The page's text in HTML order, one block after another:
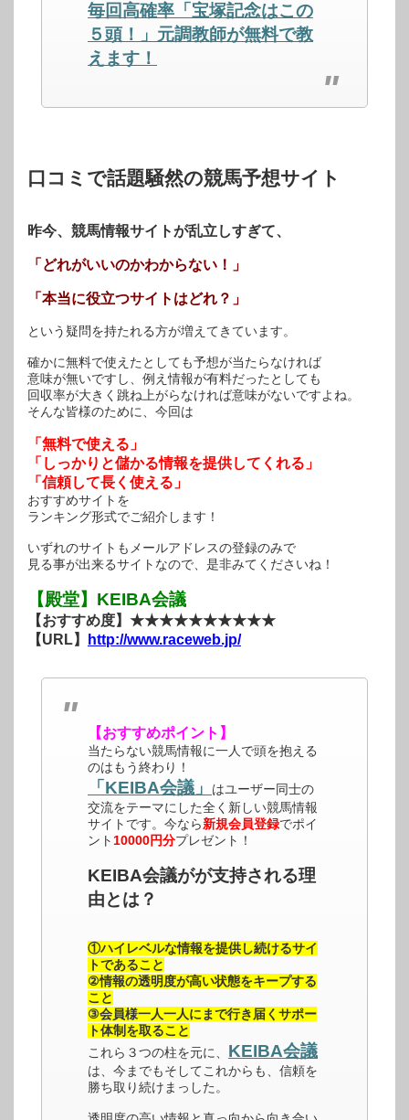
ま
し
て
く
だ
さ
い
ウ
開
き
い
ウ
ィ
ン
ド
ウ
ま
毎回高確率「宝塚記念はこの
５頭！」元調教師が無料で教
えます！
口コミで話題騒然の競馬予想サイト
昨今、競馬情報サイトが乱立しすぎて、
「どれがいいのかわからない！」
「本当に役立つサイトはどれ？」
という疑問を持たれる方が増えてきています。
確かに無料で使えたとしても予想が当たらなければ
意味が無いですし、例え情報が有料だったとしても
回収率が大きく跳ね上がらなければ意味がないですよね。
そんな皆様のために、今回は
「無料で使える」
「しっかりと儲かる情報を提供してくれる」
「信頼して長く使える」
おすすめサイトを
ランキング形式でご紹介します！
いずれのサイトもメールアドレスの登録のみで
見る事が出来るサイトなので、是非みてくださいね！
【殿堂】KEIBA会議
【おすすめ度】★★★★★★★★★★
【URL】
http://www.raceweb.jp/
【おすすめポイント】
当たらない競馬情報に一人で頭を抱える
のはもう終わり！
「KEIBA会議」
はユーザー同士の
交流をテーマにした全く新しい競馬情報
サイトです。今なら新規会員登録でポイ
ント 10000円分プレゼント！
KEIBA会議がが支持される理
由とは？
①ハイレベルな情報を提供し続けるサイ
トであること
②情報の透明度が高い状態をキープする
こと
③会員様一人一人にまで行き届くサポー
ト体制を取ること
これら３つの柱を元に、 KEIBA会議
は、今までもそしてこれからも、信頼を
勝ち取り続けまっした。